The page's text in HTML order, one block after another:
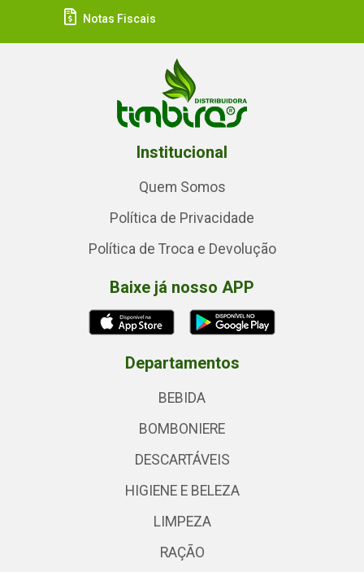
Notas Fiscais
Institucional
Quem Somos
Política de Privacidade
Política de Troca e Devolução
Baixe já nosso APP
Departamentos
BEBIDA
BOMBONIERE
DESCARTÁVEIS
HIGIENE E BELEZA
LIMPEZA
RAÇÃO